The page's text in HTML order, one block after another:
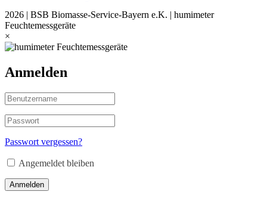
2026 | BSB Biomasse-Service-Bayern e.K. | humimeter
Feuchtemessgeräte
×
Anmelden
Passwort vergessen?
Angemeldet bleiben
Anmelden